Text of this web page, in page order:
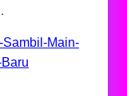
Main-